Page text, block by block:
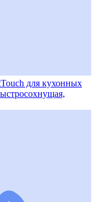
для кухонных